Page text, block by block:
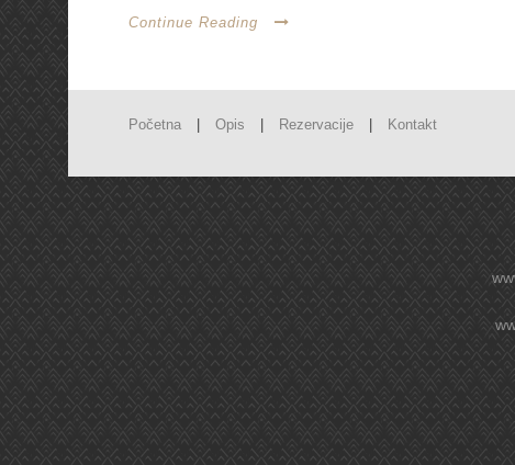
Continue Reading
Početna Opis Rezervacije Kontakt